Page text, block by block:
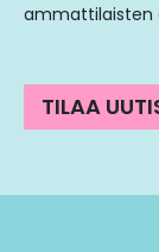
ammattilaisten
TILAA